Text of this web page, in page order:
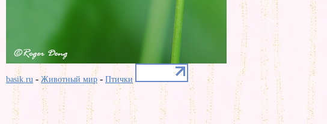
basik.ru - Животный мир - Птички